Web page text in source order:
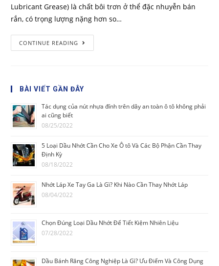
Lubricant Grease) là chất bôi trơn ở thể đặc nhuyễn bán
rắn, có trọng lượng nặng hơn so…
CONTINUE READING
BÀI VIẾT GẦN ĐÂY
Tác dụng của nút nhựa đính trên dây an toàn ô tô không phải
ai cũng biết
08/25/2022
5 Loại Dầu Nhớt Cần Cho Xe Ô tô Và Các Bộ Phận Cần Thay
Định Kỳ
08/18/2022
Nhớt Láp Xe Tay Ga Là Gì? Khi Nào Cần Thay Nhớt Láp
08/04/2022
Chọn Đúng Loại Dầu Nhớt Để Tiết Kiệm Nhiên Liệu
07/28/2022
Dầu Bánh Răng Công Nghiệp Là Gì? Ưu Điểm Và Công Dụng